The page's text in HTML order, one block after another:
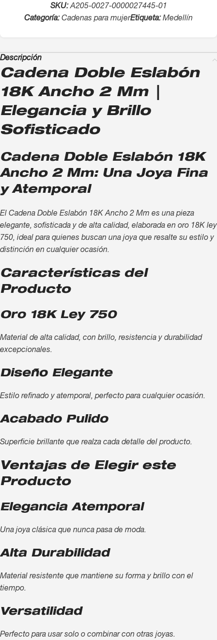
SKU:A205-0027-0000027445-01
Categoría: Cadenas para mujerEtiqueta: Medellín
Descripción
Cadena Doble Eslabón
18K Ancho 2 Mm |
Elegancia y Brillo
Sofisticado
Cadena Doble Eslabón 18K
Ancho 2 Mm: Una Joya Fina
y Atemporal
El Cadena Doble Eslabón 18K Ancho 2 Mm es una pieza
elegante, sofisticada y de alta calidad, elaborada en oro 18K ley
750, ideal para quienes buscan una joya que resalte su estilo y
distinción en cualquier ocasión.
Características del
Producto
Oro 18K Ley 750
Material de alta calidad, con brillo, resistencia y durabilidad
excepcionales.
Diseño Elegante
Estilo refinado y atemporal, perfecto para cualquier ocasión.
Acabado Pulido
Superficie brillante que realza cada detalle del producto.
Ventajas de Elegir este
Producto
Elegancia Atemporal
Una joya clásica que nunca pasa de moda.
Alta Durabilidad
Material resistente que mantiene su forma y brillo con el
tiempo.
Versatilidad
Perfecto para usar solo o combinar con otras joyas.